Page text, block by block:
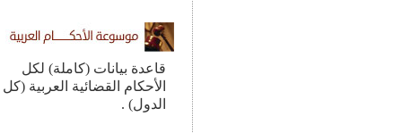
قاعدة بيانات (كاملة) لكل
الأحكام القضائية العربية (كل
الدول) .